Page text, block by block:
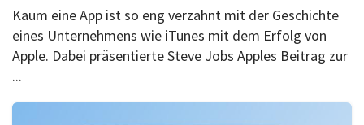
Kaum eine App ist so eng verzahnt mit der Geschichte
eines Unternehmens wie iTunes mit dem Erfolg von
Apple. Dabei präsentierte Steve Jobs Apples Beitrag zur
...